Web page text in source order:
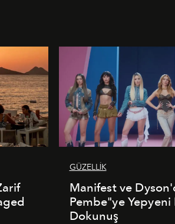
GÜZELLİK
Manifest ve
Pembe"ye Yepyeni
Dokunuş